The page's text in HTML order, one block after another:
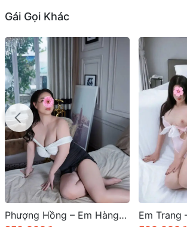
Gái Gọi Khác
Phượng Hồng – Em Hàng Gái Gọi Giá Rẻ, Body Gợi Cảm, Vẻ Đẹp Hoàn Mỹ – Gái Gọi Thanh Xuân